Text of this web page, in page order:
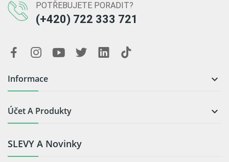
POTŘEBUJETE PORADIT?
(+420) 722 333 721
Informace 
Účet A Produkty 
SLEVY A Novinky